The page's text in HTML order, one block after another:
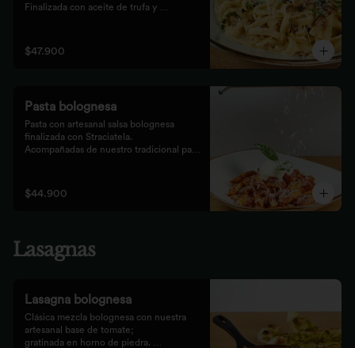
Finalizada con aceite de trufa y
$47.900
Pasta bolognesa
Pasta con artesanal salsa bolognesa
finalizada con Straciatela.
Acompañadas de nuestro tradicional pan
$44.900
Lasagnas
Lasagna bolognesa
Clásica mezcla bolognesa con nuestra
artesanal base de tomate;
gratinada en horno de piedra.